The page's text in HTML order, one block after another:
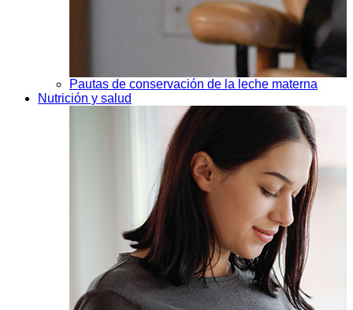
Pautas de conservación de la leche materna
Nutrición y salud